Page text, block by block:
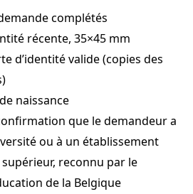
complétés
récente, 35×45 mm
d’identité valide (copies des
naissance
que le demandeur a
ou à un établissement
supérieur, reconnu par le
de la Belgique